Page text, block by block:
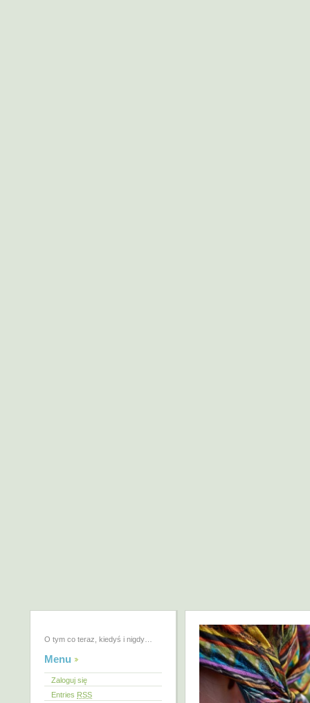
O tym co teraz, kiedyś i nigdy…
Menu
Zaloguj się
Entries RSS